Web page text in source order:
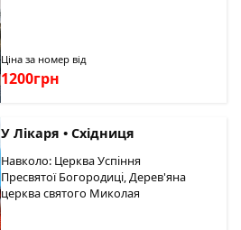
Ціна за номер від
1200грн
У Лікаря • Східниця
Навколо: Церква Успіння
Пресвятої Богородиці, Дерев'яна
церква святого Миколая